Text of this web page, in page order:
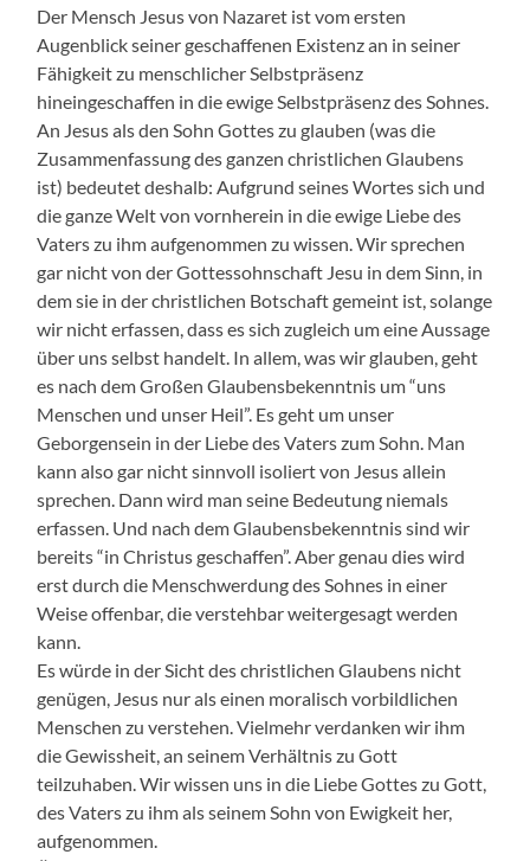
Der Mensch Jesus von Nazaret ist vom ersten
Augenblick seiner geschaffenen Existenz an in seiner
Fähigkeit zu menschlicher Selbstpräsenz
hineingeschaffen in die ewige Selbstpräsenz des Sohnes.
An Jesus als den Sohn Gottes zu glauben (was die
Zusammenfassung des ganzen christlichen Glaubens
ist) bedeutet deshalb: Aufgrund seines Wortes sich und
die ganze Welt von vornherein in die ewige Liebe des
Vaters zu ihm aufgenommen zu wissen. Wir sprechen
gar nicht von der Gottessohnschaft Jesu in dem Sinn, in
dem sie in der christlichen Botschaft gemeint ist, solange
wir nicht erfassen, dass es sich zugleich um eine Aussage
über uns selbst handelt. In allem, was wir glauben, geht
es nach dem Großen Glaubensbekenntnis um “uns
Menschen und unser Heil”. Es geht um unser
Geborgensein in der Liebe des Vaters zum Sohn. Man
kann also gar nicht sinnvoll isoliert von Jesus allein
sprechen. Dann wird man seine Bedeutung niemals
erfassen. Und nach dem Glaubensbekenntnis sind wir
bereits “in Christus geschaffen”. Aber genau dies wird
erst durch die Menschwerdung des Sohnes in einer
Weise offenbar, die verstehbar weitergesagt werden
kann.
Es würde in der Sicht des christlichen Glaubens nicht
genügen, Jesus nur als einen moralisch vorbildlichen
Menschen zu verstehen. Vielmehr verdanken wir ihm
die Gewissheit, an seinem Verhältnis zu Gott
teilzuhaben. Wir wissen uns in die Liebe Gottes zu Gott,
des Vaters zu ihm als seinem Sohn von Ewigkeit her,
aufgenommen.